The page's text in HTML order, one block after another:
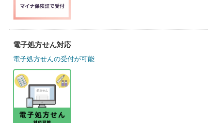
電子処方せん対応
電子処方せんの受付が可能